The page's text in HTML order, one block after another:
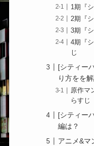
1期『
2期『
3期『
4期『
じ
[シティー
り方をを解
原作マ
らすじ
[シティー
編は？
アニメ&マ